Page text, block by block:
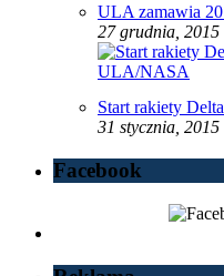
ULA zamawia
27 grudnia, 2015
Start rakiety
31 stycznia, 2015
Facebook